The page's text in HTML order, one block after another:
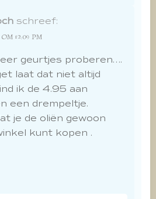
schreef:
12:09 PM
geurtjes proberen….
laat dat niet altijd
ik de 4.95 aan
een drempeltje.
je de oliën gewoon
kunt kopen .